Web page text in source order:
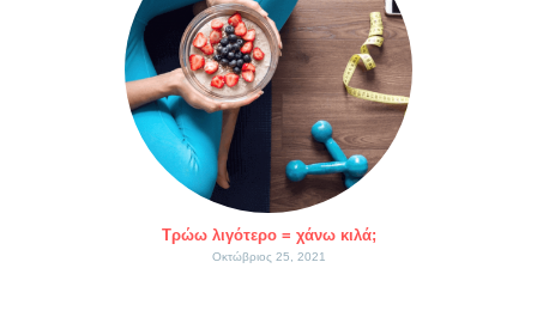
Τρώω λιγότερο = χάνω κιλά;
Οκτώβριος 25, 2021